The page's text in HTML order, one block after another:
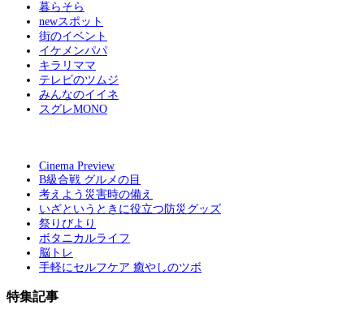
暮らそら
newスポット
街のイベント
イケメンパパ
キラリママ
テレビのツムジ
みんなのイイネ
スグレMONO
Cinema Preview
B級合戦 グルメの目
考えよう災害時の備え
いざというときに役立つ防災グッズ
祭りびより
ボタニカルライフ
脳トレ
手軽にセルフケア 癒やしのツボ
特集記事